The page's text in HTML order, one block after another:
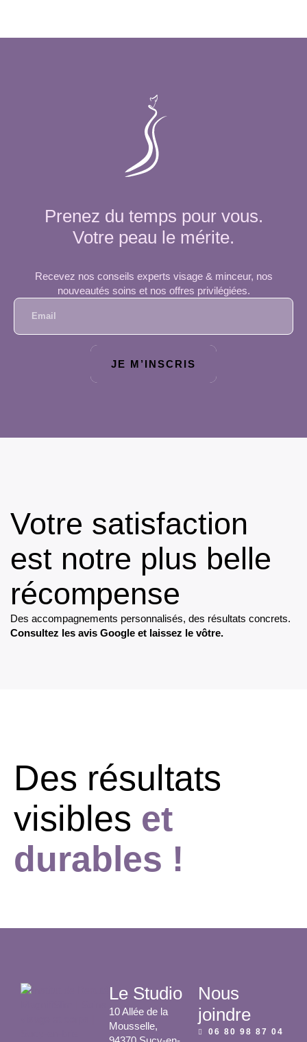
Prenez du temps pour vous.
Votre peau le mérite.
Recevez nos conseils experts visage & minceur, nos
nouveautés soins et nos offres privilégiées.
JE M’INSCRIS
:
Votre satisfaction
est notre plus belle
récompense
Des accompagnements personnalisés, des résultats concrets.
Consultez les avis Google et laissez le vôtre.
Des résultats
visibles et
durables !
Le Studio
10 Allée de la
Mousselle,
Nous
joindre
06 80 98 87 04